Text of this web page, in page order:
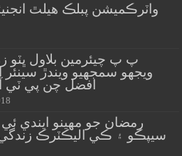
واٽرڪميشن پبلڪ هيلٿ
پ پ چيئرمين بلاول ڀٽو
ويجهو سمجهيو ويندڙ سينئر
افضل چن پي ٽي
رمضان جو مهينو ايندي
سيپڪو ۽ ڪي اليڪٽرڪ